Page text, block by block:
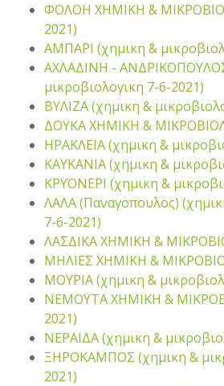
ΦΟΛΟΗ ΧΗΜΙΚΗ &
2021)
ΑΜΠΑΡΙ (χημικη &
ΑΧΛΑΔΙΝΗ -
μικροβιολογικη 7-6-2021)
ΒΥΛΙΖΑ (χημικη &
ΔΟΥΚΑ ΧΗΜΙΚΗ &
ΗΡΑΚΛΕΙΑ (χημικη &
ΚΑΥΚΑΝΙΑ (χημικη &
ΚΡΥΟΝΕΡΙ (χημικη &
ΛΑΛΑ (Παναγοπουλος)
7-6-2021)
ΛΑΣΔΙΚΑ ΧΗΜΙΚΗ &
ΜΗΛΙΕΣ ΧΗΜΙΚΗ &
ΜΟΥΡΙΑ (χημικη &
ΝΕΜΟΥΤΑ ΧΗΜΙΚΗ &
2021)
ΝΕΡΑΙΔΑ (χημικη &
ΞΗΡΟΚΑΜΠΟΣ (χημικη &
2021)